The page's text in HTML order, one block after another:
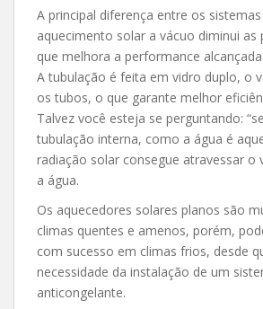
A principal diferença entre os
aquecimento solar a vácuo diminui as
que melhora a performance
A tubulação é feita em vidro duplo, o
os tubos, o que garante melhor
Talvez você esteja se perguntando:
tubulação interna, como a água é
radiação solar consegue atravessar o
a água.
Os aquecedores solares planos são
climas quentes e amenos, porém,
com sucesso em climas frios, desde
necessidade da instalação de um
anticongelante.